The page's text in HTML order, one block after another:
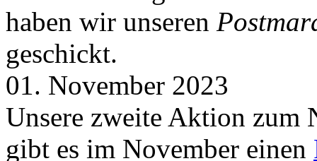
haben wir unseren
geschickt.
01. November 2023
Unsere zweite Aktion zum
gibt es im November einen